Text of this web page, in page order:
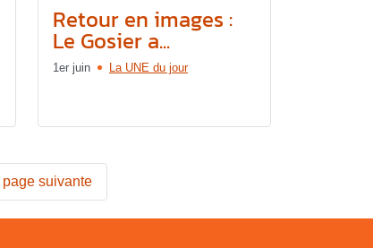
Retour en images :
Le Gosier a...
1er juin La UNE du jour
page suivante